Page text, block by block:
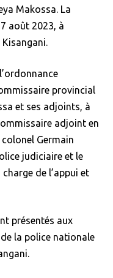
Makossa. La
août 2023, à
provincial
et ses adjoints, à
adjoint en
Germain
judiciaire et le
de l’appui et
présentés aux
la police nationale